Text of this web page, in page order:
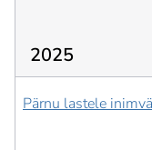
2025
Pärnu lastele